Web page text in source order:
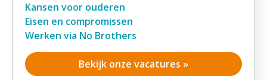
Kansen voor ouderen
Eisen en compromissen
Werken via No Brothers
Bekijk onze vacatures »